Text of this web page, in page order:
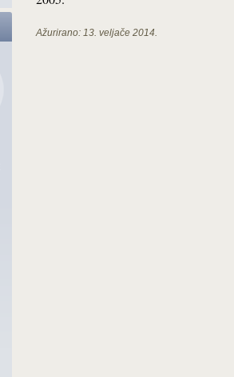
Ažurirano: 13. veljače 2014.